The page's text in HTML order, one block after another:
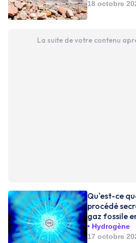
18 octobre
La suite de votre contenu
Qu'est-ce
procédé
gaz fossile
Hydrogène
17 octobre